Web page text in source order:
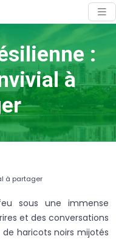
:
à
à partager
sous une immense
et des conversations
haricots noirs mijotés